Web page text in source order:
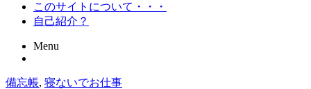
このサイトについて・・・
自己紹介？
Menu
Skip
備忘帳, 寝ないでお仕事